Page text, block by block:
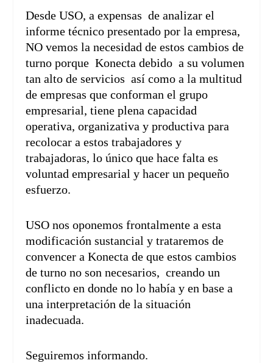
Desde USO, a expensas de analizar el
informe técnico presentado por la empresa,
NO vemos la necesidad de estos cambios de
turno porque Konecta debido a su volumen
tan alto de servicios así como a la multitud
de empresas que conforman el grupo
empresarial, tiene plena capacidad
operativa, organizativa y productiva para
recolocar a estos trabajadores y
trabajadoras, lo único que hace falta es
voluntad empresarial y hacer un pequeño
esfuerzo.
USO nos oponemos frontalmente a esta
modificación sustancial y trataremos de
convencer a Konecta de que estos cambios
de turno no son necesarios, creando un
conflicto en donde no lo había y en base a
una interpretación de la situación
inadecuada.
Seguiremos informando.